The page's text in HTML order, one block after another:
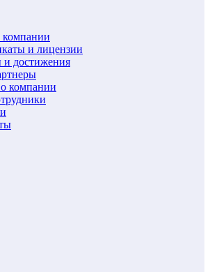
компании
и лицензии
и достижения
компании